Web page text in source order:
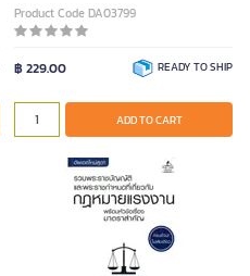
Product Code DA03799
฿ 229.00 READY TO SHIP
ADD TO CART